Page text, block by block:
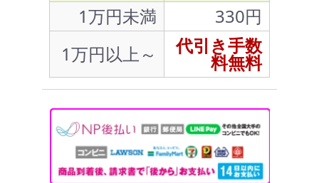
1万円未満
330円
1万円以上～
代引き手数
料無料